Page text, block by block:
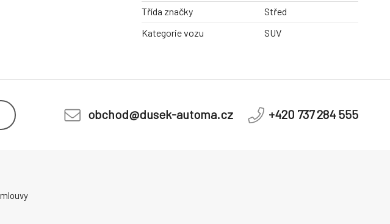
Třída značky
Střed
Kategorie vozu
SUV
obchod@dusek-automa.cz +420 737 284 555